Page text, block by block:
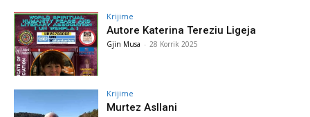
Krijime
Autore Katerina Tereziu Ligeja
Gjin Musa - 28 Korrik 2025
Krijime
Murtez Asllani